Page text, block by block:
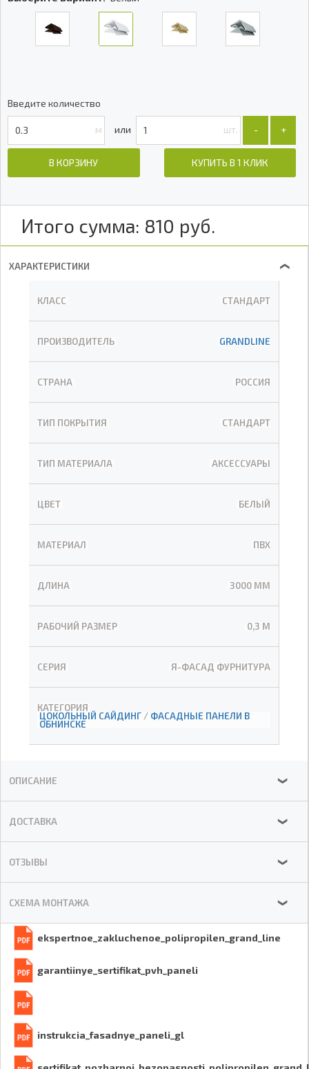
Введите количество
м шт. +
-
В КОРЗИНУ КУПИТЬ В 1 КЛИК
Итого сумма: 810 руб.
ekspertnoe_zakluchenoe_polipropilen_grand_line
garantiinye_sertifikat_pvh_paneli
instrukcia_fasadnye_paneli_gl
ХАРАКТЕРИСТИКИ ❯
КЛАСС СТАНДАРТ
ПРОИЗВОДИТЕЛЬ GRANDLINE
СТРАНА РОССИЯ
ТИП ПОКРЫТИЯ СТАНДАРТ
ТИП МАТЕРИАЛА АКСЕССУАРЫ
ЦВЕТ БЕЛЫЙ
МАТЕРИАЛ ПВХ
ДЛИНА 3000 ММ
РАБОЧИЙ РАЗМЕР 0,3 М
СЕРИЯ Я-ФАСАД ФУРНИТУРА
КАТЕГОРИЯ
ЦОКОЛЬНЫЙ САЙДИНГ / ФАСАДНЫЕ ПАНЕЛИ В
ОБНИНСКЕ
ОПИСАНИЕ ❯
ДОСТАВКА ❯
ОТЗЫВЫ ❯
СХЕМА МОНТАЖА ❯